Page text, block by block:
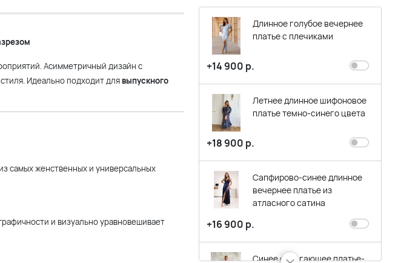
Длинное голубое вечернее
платье с плечиками
+14 900 р.
Летнее длинное шифоновое
платье темно-синего цвета
+18 900 р.
Сапфирово-синее длинное
вечернее платье из
атласного сатина
+16 900 р.
Синее облегающее платье-
Асимметричный дизайн с
Идеально подходит для выпускного
самых женственных и универсальных
и визуально уравновешивает